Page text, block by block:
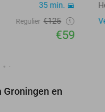
35 min.
Regulier €125
€59
en